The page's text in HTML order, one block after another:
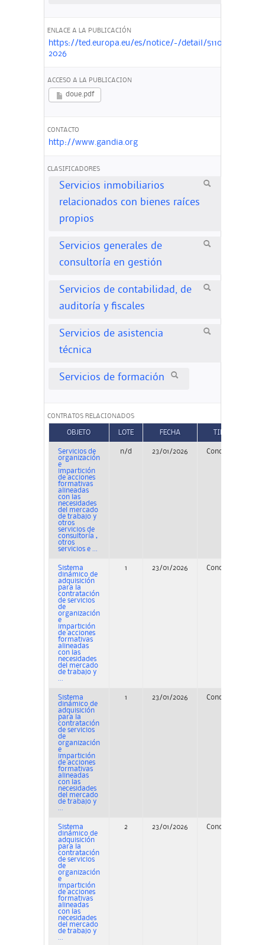
ENLACE A LA PUBLICACIÓN
https://ted.europa.eu/es/notice/-/detail/51104-
2026
ACCESO A LA PUBLICACION
doue.pdf
CONTACTO
http://www.gandia.org
CLASIFICADORES
Servicios inmobiliarios
relacionados con bienes raíces
propios
Servicios generales de
consultoría en gestión
Servicios de contabilidad, de
auditoría y fiscales
Servicios de asistencia
técnica
Servicios de formación
CONTRATOS RELACIONADOS
OBJETO LOTE FECHA TIPO
Servicios de
organización
e
impartición
de acciones
formativas
alineadas
con las
necesidades
del mercado
de trabajo y
otros
servicios de
consultoría ,
otros
servicios e ...
n/d 23/01/2026 Concurso
Sistema
dinámico de
adquisición
para la
contratación
de servicios
de
organización
e
impartición
de acciones
formativas
alineadas
con las
necesidades
del mercado
de trabajo y
...
1 23/01/2026 Concurso
Sistema
dinámico de
adquisición
para la
contratación
de servicios
de
organización
e
impartición
de acciones
formativas
alineadas
con las
necesidades
del mercado
de trabajo y
...
1 23/01/2026 Concurso
Sistema
dinámico de
adquisición
para la
contratación
de servicios
de
organización
e
impartición
de acciones
formativas
alineadas
con las
necesidades
del mercado
de trabajo y
...
2 23/01/2026 Concurso